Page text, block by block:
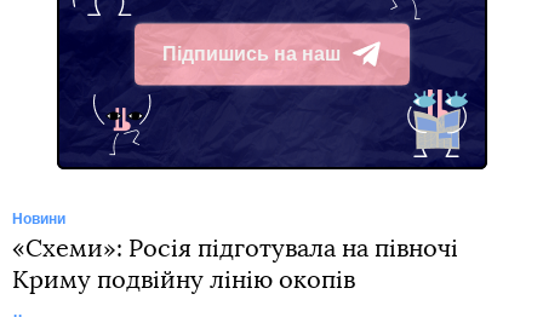
Підпишись на наш
Telegram
Новини
«Схеми»: Росія підготувала на півночі
Криму подвійну лінію окопів